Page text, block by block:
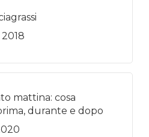
mattina: cosa
durante e dopo